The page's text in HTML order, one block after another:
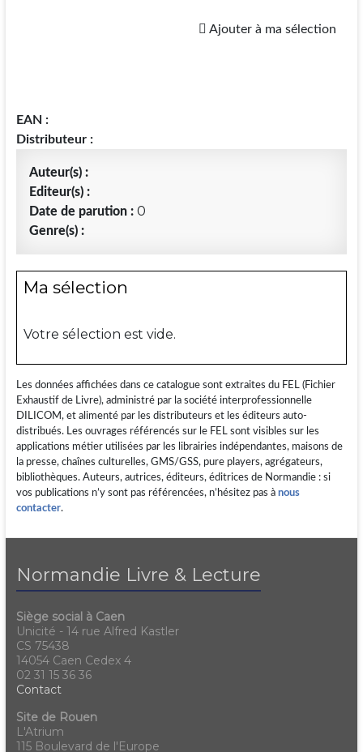
Ajouter à ma sélection
EAN :
Distributeur :
Auteur(s) :
Editeur(s) :
Date de parution : 0
Genre(s) :
Ma sélection
Votre sélection est vide.
Les données affichées dans ce catalogue sont extraites du FEL (Fichier
Exhaustif de Livre), administré par la société interprofessionnelle
DILICOM, et alimenté par les distributeurs et les éditeurs auto-
distribués. Les ouvrages référencés sur le FEL sont visibles sur les
applications métier utilisées par les librairies indépendantes, maisons de
la presse, chaînes culturelles, GMS/GSS, pure players, agrégateurs,
bibliothèques. Auteurs, autrices, éditeurs, éditrices de Normandie : si
vos publications n’y sont pas référencées, n’hésitez pas à nous
contacter.
Normandie Livre & Lecture
Siège social à Caen
Unicité - 14 rue Alfred Kastler
CS 75438
14054 Caen Cedex 4
02 31 15 36 36
Contact
Site de Rouen
L'Atrium
115 Boulevard de l'Europe